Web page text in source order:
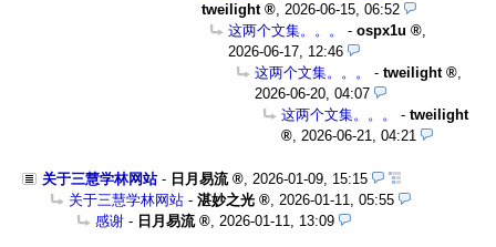
tweilight
, 2026-06-15, 06:52
这两个文集。。。
- ospx1u
,
2026-06-17, 12:46
这两个文集。。。
- tweilight
,
2026-06-20, 04:07
这两个文集。。。
- tweilight
, 2026-06-21, 04:21
关于三慧学林网站- 日月易流
2026-01-09, 15:15
关于三慧学林网站 - 湛妙之光
2026-01-11, 05:55
感谢 - 日月易流 2026-01-11, 13:09